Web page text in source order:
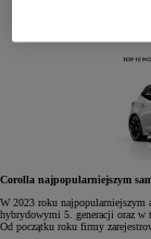
Corolla najpopularniejszym
W 2023 roku najpopularniejszym
hybrydowymi 5. generacji oraz w
Od początku roku firmy